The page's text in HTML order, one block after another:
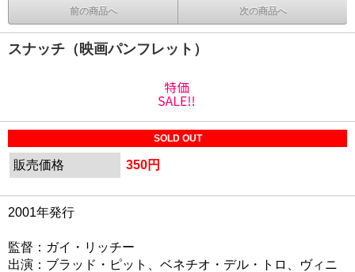
前の商品へ 次の商品へ
スナッチ（映画パンフレット）
SOLD OUT
販売価格 350円
2001年発行
監督：ガイ・リッチー
出演：ブラッド・ピット、ベネチオ・デル・トロ、ヴィニ